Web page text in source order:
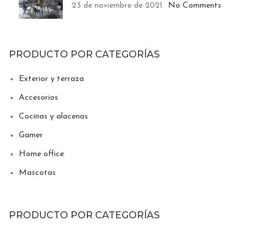
23 de noviembre de 2021
No Comments
PRODUCTO POR CATEGORÍAS
Exterior y terraza
Accesorios
Cocinas y alacenas
Gamer
Home office
Mascotas
PRODUCTO POR CATEGORÍAS